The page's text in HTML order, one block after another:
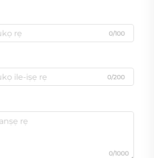
0/100
0/200
0/1000